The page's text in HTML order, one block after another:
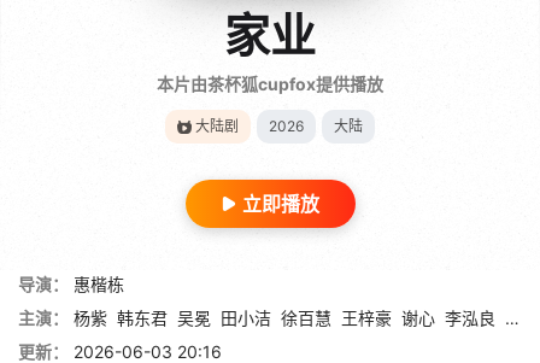
家业
本片由茶杯狐cupfox提供播放
大陆剧 2026 大陆
立即播放
导演：
惠楷栋
主演：
杨紫 韩东君 吴冕 田小洁 徐百慧 王梓豪 谢心 李泓良 杨斯
更新：
2026-06-03 20:16